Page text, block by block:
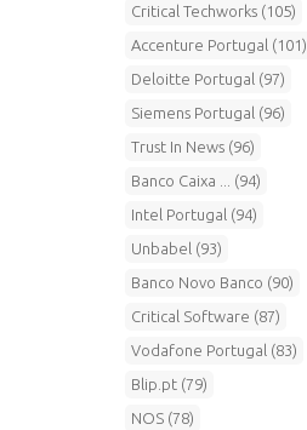
Critical Techworks (105)
Accenture Portugal (101)
Deloitte Portugal (97)
Siemens Portugal (96)
Trust In News (96)
Banco Caixa ... (94)
Intel Portugal (94)
Unbabel (93)
Banco Novo Banco (90)
Critical Software (87)
Vodafone Portugal (83)
Blip.pt (79)
NOS (78)